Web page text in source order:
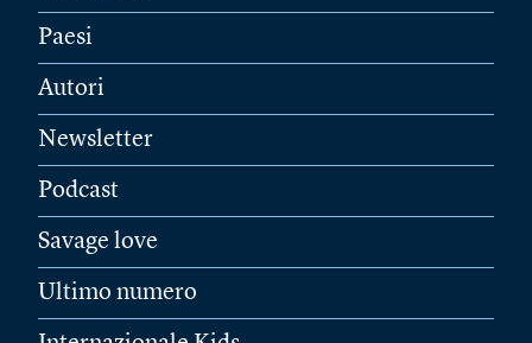
Paesi
Autori
Newsletter
Podcast
Savage love
Ultimo numero